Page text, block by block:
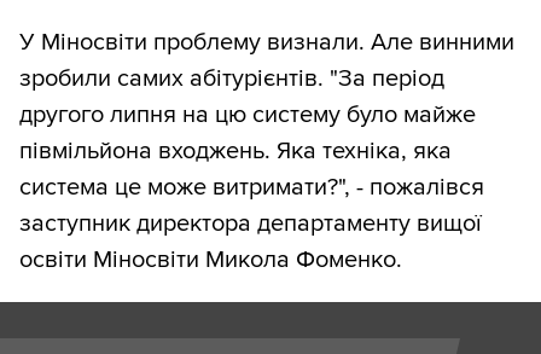
У Міносвіти проблему визнали. Але винними
зробили самих абітурієнтів. "За період
другого липня на цю систему було майже
півмільйона входжень. Яка техніка, яка
система це може витримати?", - пожалівся
заступник директора департаменту вищої
освіти Міносвіти Микола Фоменко.